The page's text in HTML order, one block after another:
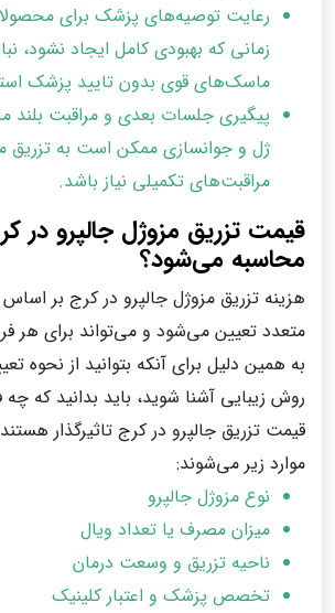
رعایت توصیه‌های پزشک برای
زمانی که بهبودی کامل ایجاد نشود،
ماسک‌های قوی بدون تایید پزشک
پیگیری جلسات بعدی و مراقبت بلند
ژل و جوانسازی ممکن است به تزریق
مراقبت‌های تکمیلی نیاز باشد.
قیمت تزریق مزوژل جالپرو در
محاسبه می‌شود؟
هزینه تزریق مزوژل جالپرو در کرج بر
متعدد تعیین می‌شود و می‌تواند برای هر
به همین دلیل برای آنکه بتوانید از نحوه
روش زیبایی آشنا شوید، باید بدانید که چه
قیمت تزریق جالپرو در کرج تاثیرگذار
موارد زیر می‌شوند:
نوع مزوژل جالپرو
میزان مصرف یا تعداد ویال
ناحیه تزریق و وسعت درمان
تخصص پزشک و اعتبار کلینیک